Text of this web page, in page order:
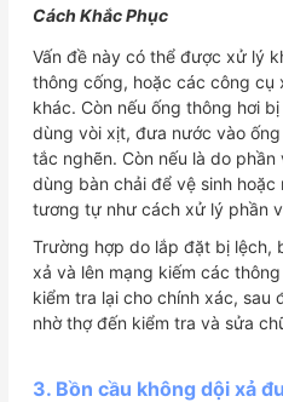
Cách Khắc Phục
Vấn đề này có thể được xử lý
thông cống, hoặc các công
khác. Còn nếu ống thông hơi
dùng vòi xịt, đưa nước vào
tắc nghẽn. Còn nếu là do
dùng bàn chải để vệ sinh
tương tự như cách xử lý phần
Trường hợp do lắp đặt bị lệch,
xả và lên mạng kiếm các
kiểm tra lại cho chính xác, sau
nhờ thợ đến kiểm tra và sửa
3. Bồn cầu không dội xả